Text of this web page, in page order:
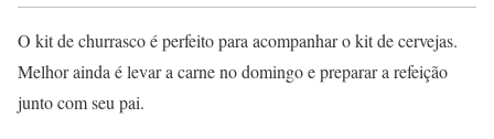
O kit de churrasco é perfeito para acompanhar o kit de cervejas.
Melhor ainda é levar a carne no domingo e preparar a refeição
junto com seu pai.